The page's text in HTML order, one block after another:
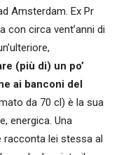
Amsterdam. Ex Pr
con circa vent’anni di
(più di) un po’
ai banconi del
da 70 cl) è la sua
energica. Una
racconta lei stessa al